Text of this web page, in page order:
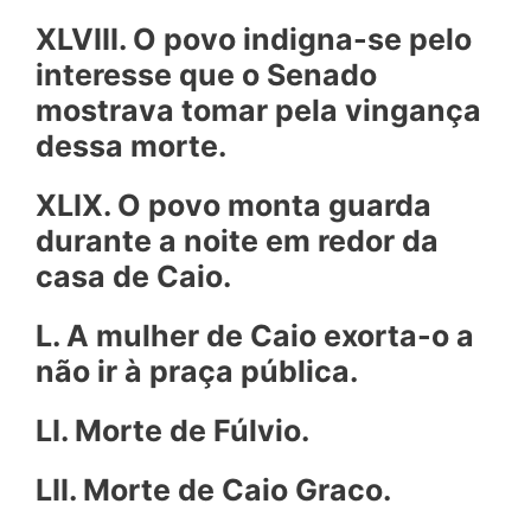
XLVIII. O povo indigna-se pelo
interesse que o Senado
mostrava tomar pela vingança
dessa morte.
XLIX. O povo monta guarda
durante a noite em redor da
casa de Caio.
L. A mulher de Caio exorta-o a
não ir à praça pública.
LI. Morte de Fúlvio.
LII. Morte de Caio Graco.